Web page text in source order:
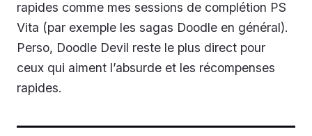
rapides comme mes sessions de complétion PS
Vita (par exemple les sagas Doodle en général).
Perso, Doodle Devil reste le plus direct pour
ceux qui aiment l’absurde et les récompenses
rapides.